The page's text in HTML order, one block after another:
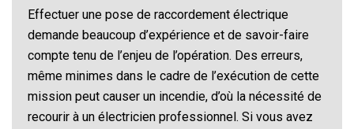
Effectuer une pose de raccordement électrique
demande beaucoup d’expérience et de savoir-faire
compte tenu de l’enjeu de l’opération. Des erreurs,
même minimes dans le cadre de l’exécution de cette
mission peut causer un incendie, d’où la nécessité de
recourir à un électricien professionnel. Si vous avez